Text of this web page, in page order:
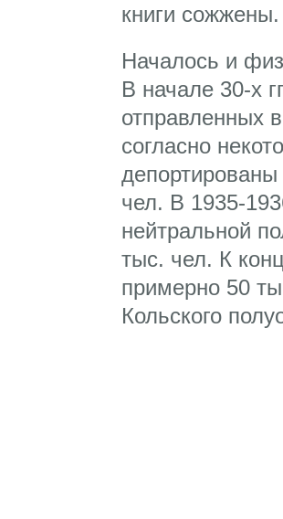
книги сожжены.
Началось и
В начале 30-х
отправленных
согласно
чел. В 1935-
нейтральной
тыс. чел. К
примерно 50
Кольского